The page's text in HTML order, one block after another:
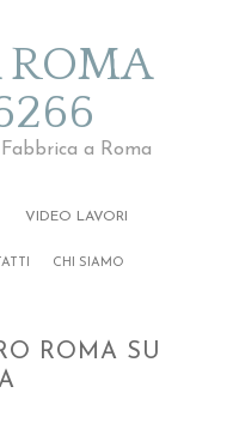
ROMA
a Roma
VIDEO LAVORI
CHI SIAMO
ROMA SU